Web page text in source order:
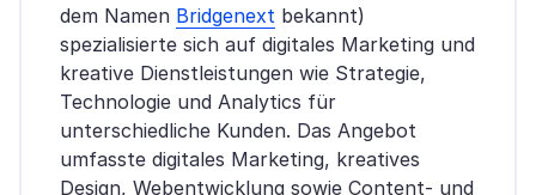
dem Namen Bridgenext bekannt)
spezialisierte sich auf digitales Marketing und
kreative Dienstleistungen wie Strategie,
Technologie und Analytics für
unterschiedliche Kunden. Das Angebot
umfasste digitales Marketing, kreatives
Design, Webentwicklung sowie Content- und